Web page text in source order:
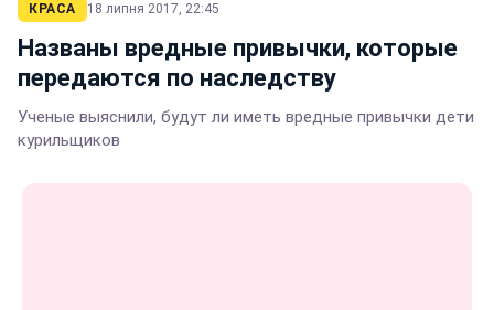
КРАСА 18 липня 2017, 22:45
Названы вредные привычки, которые
передаются по наследству
Ученые выяснили, будут ли иметь вредные привычки дети
курильщиков